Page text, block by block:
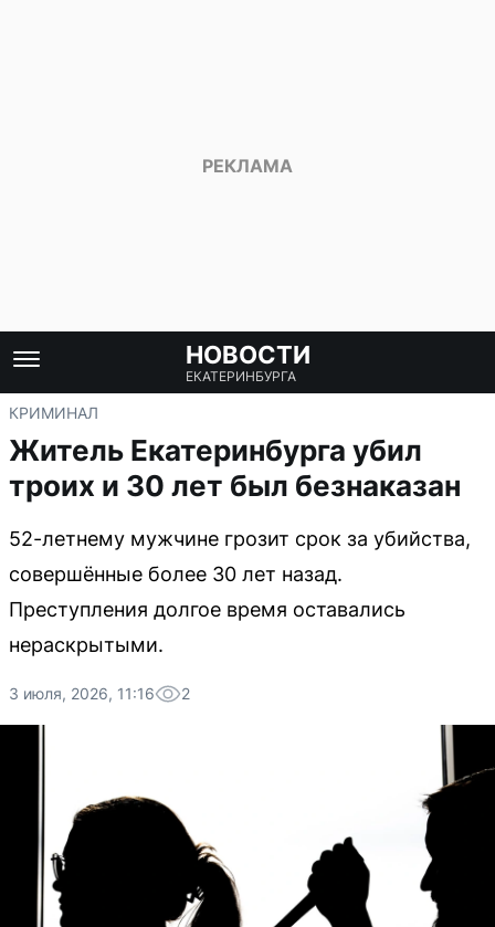
НОВОСТИ
ЕКАТЕРИНБУРГА
КРИМИНАЛ
Житель Екатеринбурга убил
троих и 30 лет был безнаказан
52-летнему мужчине грозит срок за убийства,
совершённые более 30 лет назад.
Преступления долгое время оставались
нераскрытыми.
3 июля, 2026, 11:16 2